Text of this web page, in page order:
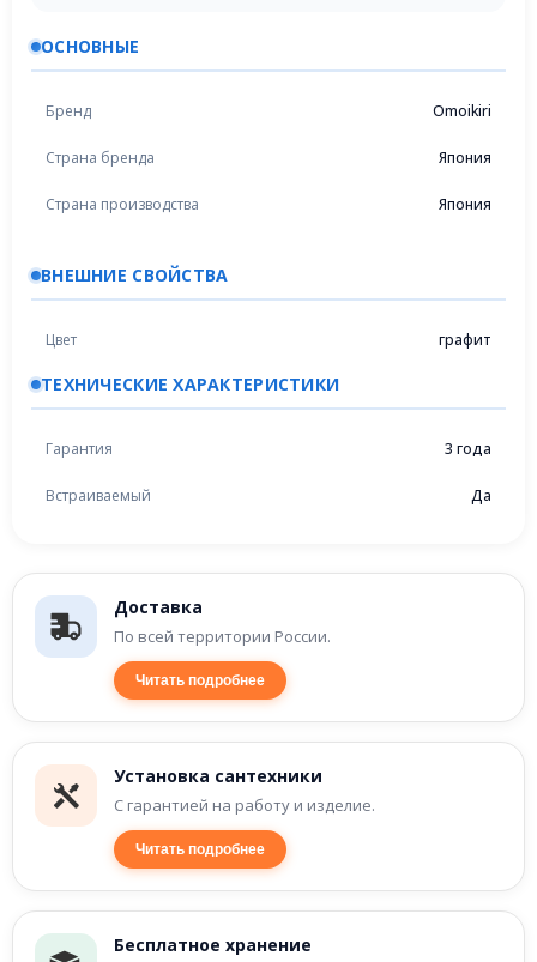
Доставка
По всей территории России.
Читать подробнее
Установка сантехники
С гарантией на работу и изделие.
Читать подробнее
Бесплатное хранение
ОСНОВНЫЕ
Бренд Omoikiri
Страна бренда Япония
Страна производства Япония
ВНЕШНИЕ СВОЙСТВА
Цвет графит
ТЕХНИЧЕСКИЕ ХАРАКТЕРИСТИКИ
Гарантия 3 года
Встраиваемый Да